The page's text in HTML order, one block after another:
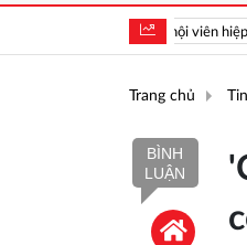
Hoạt động hội viên hiệp hội
Trang chủ
BÌNH
LUẬN